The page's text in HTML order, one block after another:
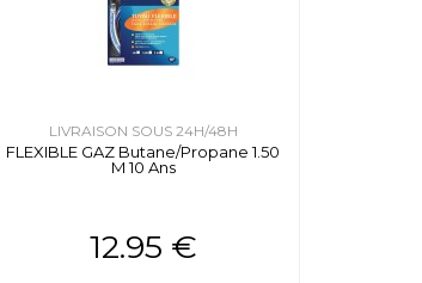
LIVRAISON SOUS 24H/48H
FLEXIBLE GAZ Butane/Propane 1.50
M 10 Ans
12.95 €